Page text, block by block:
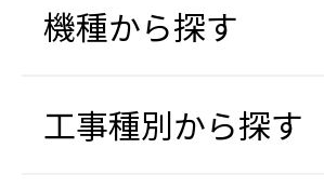
機種から探す
工事種別から探す